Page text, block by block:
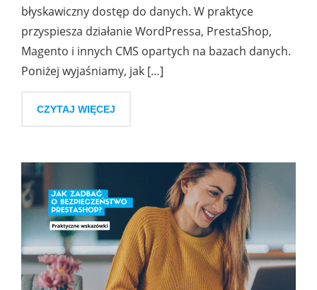
błyskawiczny dostęp do danych. W praktyce
przyspiesza działanie WordPressa, PrestaShop,
Magento i innych CMS opartych na bazach danych.
Poniżej wyjaśniamy, jak […]
CZYTAJ WIĘCEJ